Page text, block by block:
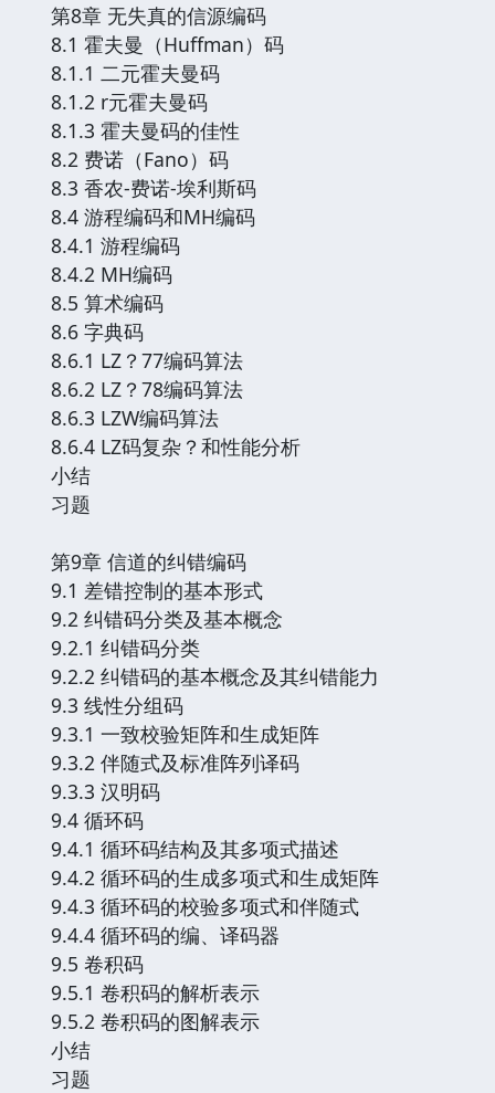
第8章 无失真的信源编码
8.1 霍夫曼（Huffman）码
8.1.1 二元霍夫曼码
8.1.2 r元霍夫曼码
8.1.3 霍夫曼码的佳性
8.2 费诺（Fano）码
8.3 香农-费诺-埃利斯码
8.4 游程编码和MH编码
8.4.1 游程编码
8.4.2 MH编码
8.5 算术编码
8.6 字典码
8.6.1 LZ？77编码算法
8.6.2 LZ？78编码算法
8.6.3 LZW编码算法
8.6.4 LZ码复杂？和性能分析
小结
习题
第9章 信道的纠错编码
9.1 差错控制的基本形式
9.2 纠错码分类及基本概念
9.2.1 纠错码分类
9.2.2 纠错码的基本概念及其纠错能力
9.3 线性分组码
9.3.1 一致校验矩阵和生成矩阵
9.3.2 伴随式及标准阵列译码
9.3.3 汉明码
9.4 循环码
9.4.1 循环码结构及其多项式描述
9.4.2 循环码的生成多项式和生成矩阵
9.4.3 循环码的校验多项式和伴随式
9.4.4 循环码的编、译码器
9.5 卷积码
9.5.1 卷积码的解析表示
9.5.2 卷积码的图解表示
小结
习题